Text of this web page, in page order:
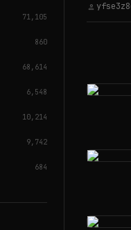
71,105
860
68,614
6,548
10,214
9,742
684
person